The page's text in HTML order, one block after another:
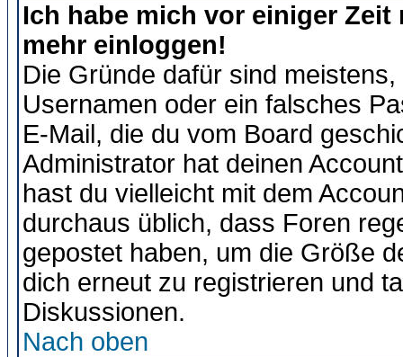
Ich habe mich vor einiger
mehr einloggen!
Die Gründe dafür sind
Usernamen oder ein falsches
E-Mail, die du vom Board
Administrator hat deinen
hast du vielleicht mit dem
durchaus üblich, dass Foren
gepostet haben, um die Größe
dich erneut zu registrieren und
Diskussionen.
Nach oben